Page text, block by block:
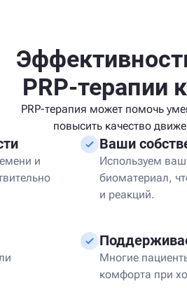
PRP-терапии
PRP-терапия может помочь
повысить качество
и
Ваши
Используем
биоматериал,
и реакций.
Многие
комфорта при